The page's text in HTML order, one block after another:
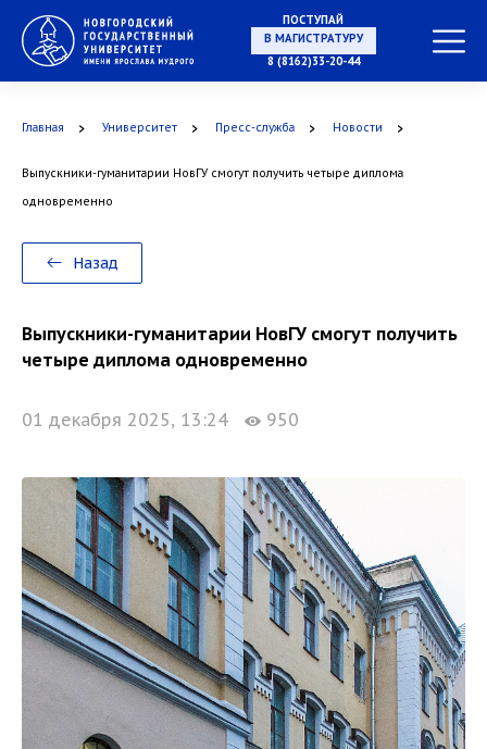
ПОСТУПАЙ
НА СПЕЦИАЛИТЕТ
В МАГИСТРАТУРУ
8 (8162)33-20-44
Главная Университет Пресс-служба Новости
Выпускники-гуманитарии НовГУ смогут получить четыре диплома
одновременно
Назад
Выпускники-гуманитарии НовГУ смогут получить
четыре диплома одновременно
01 декабря 2025, 13:24 950